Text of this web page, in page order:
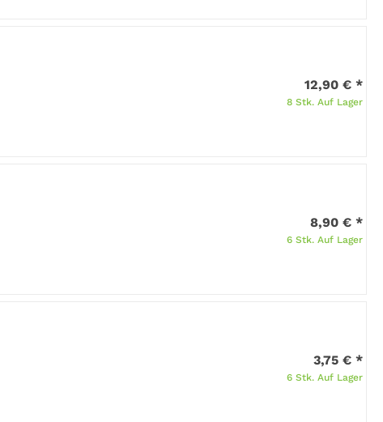
12,90 € *
8 Stk. Auf Lager
8,90 € *
6 Stk. Auf Lager
3,75 € *
6 Stk. Auf Lager